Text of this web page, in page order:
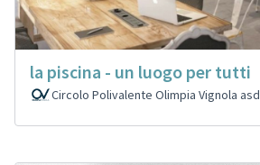
la piscina - un luogo per tutti
Circolo Polivalente Olimpia Vignola asd